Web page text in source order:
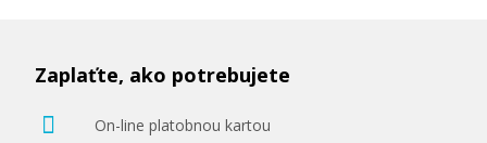
Zaplaťte, ako potrebujete
On-line platobnou kartou